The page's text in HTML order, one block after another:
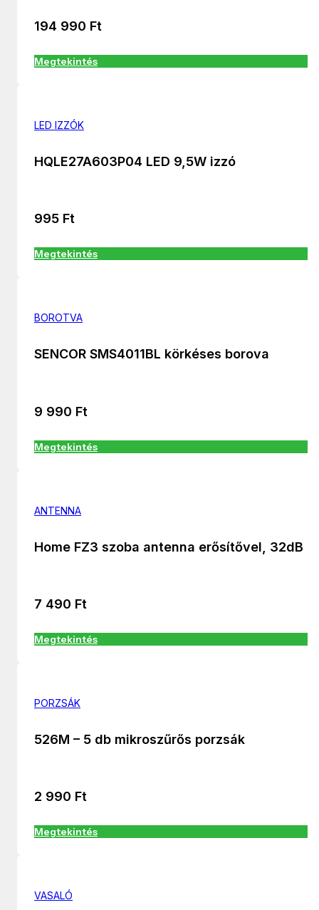
194 990 Ft
Megtekintés
LED IZZÓK
HQLE27A603P04 LED 9,5W izzó
995 Ft
Megtekintés
BOROTVA
SENCOR SMS4011BL körkéses borova
9 990 Ft
Megtekintés
ANTENNA
Home FZ3 szoba antenna erősítővel, 32dB
7 490 Ft
Megtekintés
PORZSÁK
526M – 5 db mikroszűrős porzsák
2 990 Ft
Megtekintés
VASALÓ